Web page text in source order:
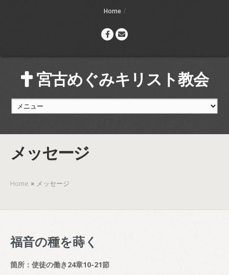
Home/
宮古めぐみキリスト教会
メッセージ
Home » メッセージ
福音の種を蒔く
箇所：使徒の働き24章10-21節